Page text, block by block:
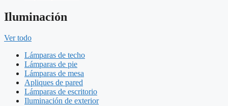
Iluminación
Ver todo
Lámparas de techo
Lámparas de pie
Lámparas de mesa
Apliques de pared
Lámparas de escritorio
Iluminación de exterior